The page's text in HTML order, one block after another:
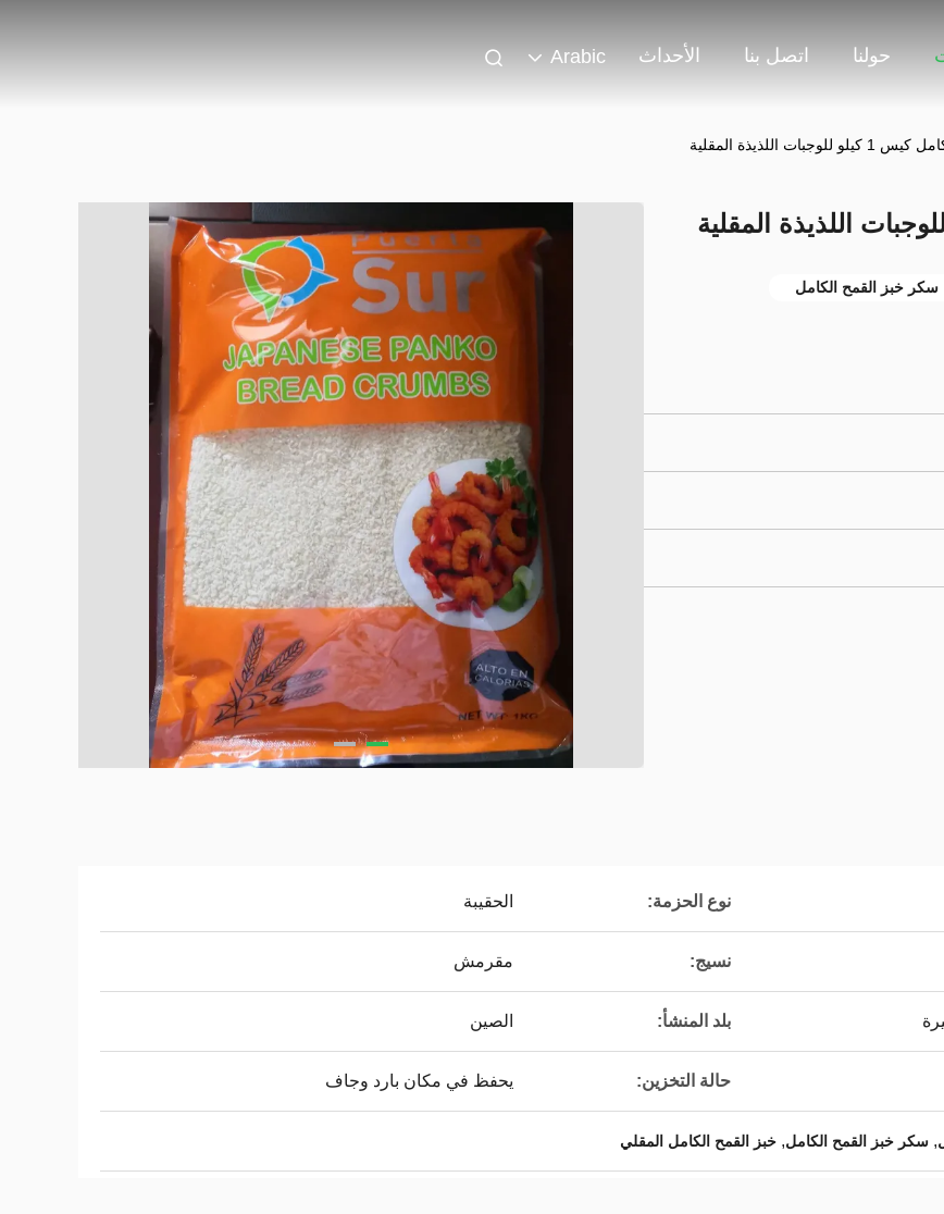
حولنا اتصل بنا الأحداث Arabic
اللذيذة المقلية
سكر خبز القمح الكامل
نوع الحزمة: الحقيبة
نسيج: مقرمش
بلد المنشأ: الصين
حالة التخزين: يحفظ في مكان بارد وجاف
, سكر خبز القمح الكامل, خبز القمح الكامل المقلي